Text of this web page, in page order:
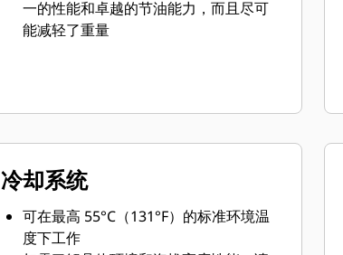
一的性能和卓越的节油能力，而且尽可
能减轻了重量
冷却系统
可在最高 55°C（131°F）的标准环境温
度下工作